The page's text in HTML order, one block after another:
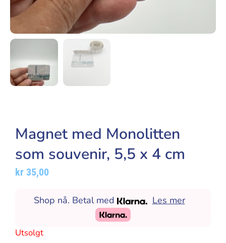
Magnet med Monolitten
som souvenir, 5,5 x 4 cm
kr 35,00
Shop nå. Betal med Les mer
Utsolgt